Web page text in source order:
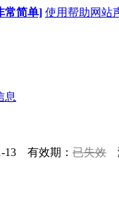
常简单] 使用帮助网站
息
13 有效期： 已失效